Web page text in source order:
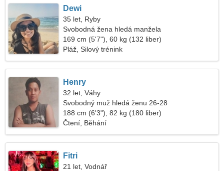
Dewi
35 let, Ryby
Svobodná žena hledá manžela
169 cm (5'7"), 60 kg (132 liber)
Pláž, Silový trénink
Henry
32 let, Váhy
Svobodný muž hledá ženu 26-28
188 cm (6'3"), 82 kg (180 liber)
Čtení, Běhání
Fitri
21 let, Vodnář